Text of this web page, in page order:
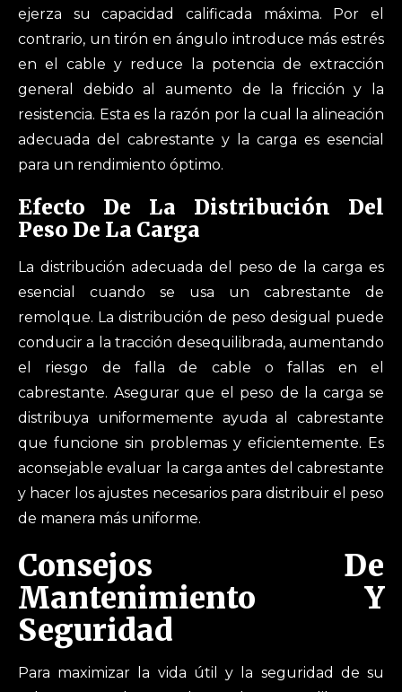
ejerza su capacidad calificada máxima. Por el
contrario, un tirón en ángulo introduce más estrés
en el cable y reduce la potencia de extracción
general debido al aumento de la fricción y la
resistencia. Esta es la razón por la cual la alineación
adecuada del cabrestante y la carga es esencial
para un rendimiento óptimo.
Efecto De La Distribución Del
Peso De La Carga
La distribución adecuada del peso de la carga es
esencial cuando se usa un cabrestante de
remolque. La distribución de peso desigual puede
conducir a la tracción desequilibrada, aumentando
el riesgo de falla de cable o fallas en el
cabrestante. Asegurar que el peso de la carga se
distribuya uniformemente ayuda al cabrestante
que funcione sin problemas y eficientemente. Es
aconsejable evaluar la carga antes del cabrestante
y hacer los ajustes necesarios para distribuir el peso
de manera más uniforme.
Consejos De
Mantenimiento Y
Seguridad
Para maximizar la vida útil y la seguridad de su